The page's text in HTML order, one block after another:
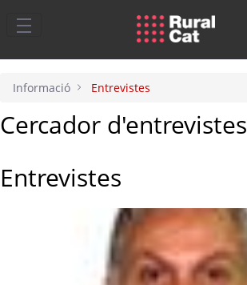
Salta al contingut principal
Informació Entrevistes
Cercador d'entrevistes
Entrevistes